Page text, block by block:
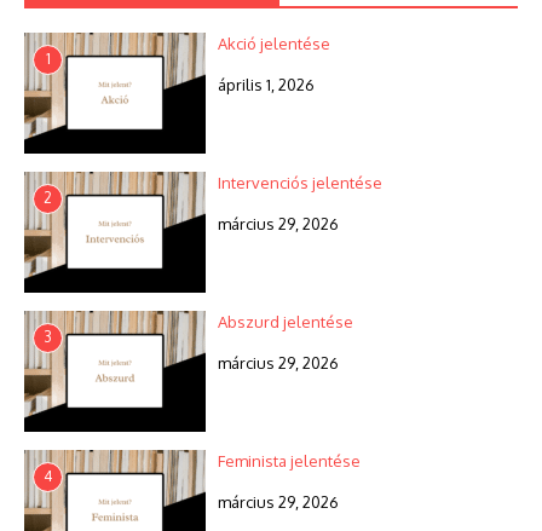
1
Akció jelentése
április 1, 2026
2
Intervenciós jelentése
március 29, 2026
3
Abszurd jelentése
március 29, 2026
4
Feminista jelentése
március 29, 2026